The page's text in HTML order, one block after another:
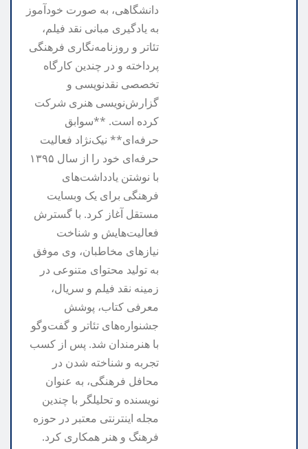
دانشگاهی، به صورت خودآموز
به یادگیری مبانی نقد فیلم،
تئاتر و روزنامه‌نگاری فرهنگی
پرداخته و در چندین کارگاه
تخصصی نقدنویسی و
گزارش‌نویسی هنری شرکت
کرده است. **سوابق
حرفه‌ای** نیک‌نژاد فعالیت
حرفه‌ای خود را از سال ۱۳۹۵
با نوشتن یادداشت‌های
فرهنگی برای یک وبسایت
مستقل آغاز کرد. با گسترش
فعالیت‌هایش و شناخت
نیازهای مخاطبان، وی موفق
به تولید محتوای متنوعی در
زمینه نقد فیلم و سریال،
معرفی کتاب، پوشش
جشنواره‌های تئاتر و گفت‌وگو
با هنرمندان شد. پس از کسب
تجربه و شناخته شدن در
محافل فرهنگی، به عنوان
نویسنده و تحلیلگر با چندین
مجله اینترنتی معتبر در حوزه
فرهنگ و هنر همکاری کرد.